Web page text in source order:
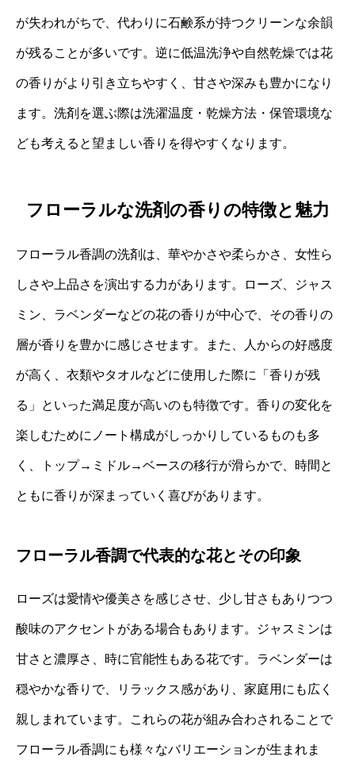
が失われがちで、代わりに石鹸系が持つクリーンな余韻
が残ることが多いです。逆に低温洗浄や自然乾燥では花
の香りがより引き立ちやすく、甘さや深みも豊かになり
ます。洗剤を選ぶ際は洗濯温度・乾燥方法・保管環境な
ども考えると望ましい香りを得やすくなります。
フローラルな洗剤の香りの特徴と魅力
フローラル香調の洗剤は、華やかさや柔らかさ、女性ら
しさや上品さを演出する力があります。ローズ、ジャス
ミン、ラベンダーなどの花の香りが中心で、その香りの
層が香りを豊かに感じさせます。また、人からの好感度
が高く、衣類やタオルなどに使用した際に「香りが残
る」といった満足度が高いのも特徴です。香りの変化を
楽しむためにノート構成がしっかりしているものも多
く、トップ→ミドル→ベースの移行が滑らかで、時間と
ともに香りが深まっていく喜びがあります。
フローラル香調で代表的な花とその印象
ローズは愛情や優美さを感じさせ、少し甘さもありつつ
酸味のアクセントがある場合もあります。ジャスミンは
甘さと濃厚さ、時に官能性もある花です。ラベンダーは
穏やかな香りで、リラックス感があり、家庭用にも広く
親しまれています。これらの花が組み合わされることで
フローラル香調にも様々なバリエーションが生まれま